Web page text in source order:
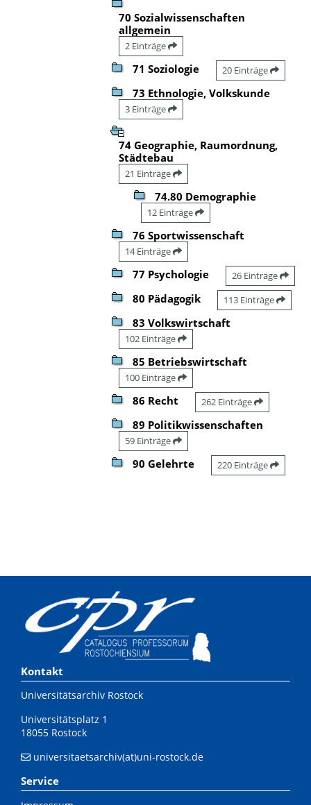
70 Sozialwissenschaften
allgemein
2 Einträge
71 Soziologie 20 Einträge
73 Ethnologie, Volkskunde
3 Einträge
74 Geographie, Raumordnung,
Städtebau
21 Einträge
74.80 Demographie
12 Einträge
76 Sportwissenschaft
14 Einträge
77 Psychologie 26 Einträge
80 Pädagogik 113 Einträge
83 Volkswirtschaft
102 Einträge
85 Betriebswirtschaft
100 Einträge
86 Recht 262 Einträge
89 Politikwissenschaften
59 Einträge
90 Gelehrte 220 Einträge
Kontakt
Universitätsarchiv Rostock
Universitätsplatz 1
18055 Rostock
universitaetsarchiv(at)uni-rostock.de
Service